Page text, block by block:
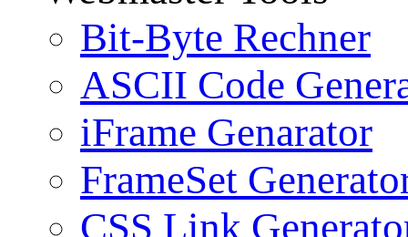
Bit-Byte Rechner
ASCII Code
iFrame Genarator
FrameSet
CSS Link